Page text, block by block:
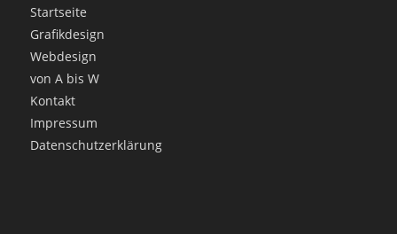
Startseite
Grafikdesign
Webdesign
von A bis W
Kontakt
Impressum
Datenschutzerklärung